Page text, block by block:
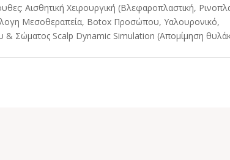
Αισθητική Χειρουργική (Βλεφαροπλαστική,
Μεσοθεραπεία, Botox Προσώπου, Υαλουρονικό,
Σώματος Scalp Dynamic Simulation (Απομίμηση